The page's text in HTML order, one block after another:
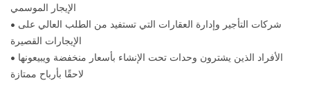
الإيجار الموسمي
• شركات التأجير وإدارة العقارات التي تستفيد من الطلب العالي على
الإيجارات القصيرة
• الأفراد الذين يشترون وحدات تحت الإنشاء بأسعار منخفضة ويبيعونها
لاحقًا بأرباح ممتازة